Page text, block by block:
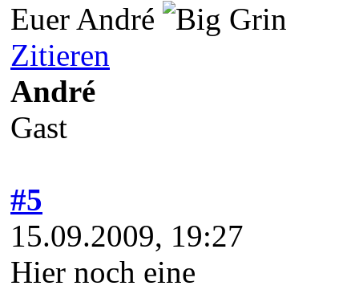
Euer André
Zitieren
André
Gast
#5
15.09.2009, 19:27
Hier noch eine